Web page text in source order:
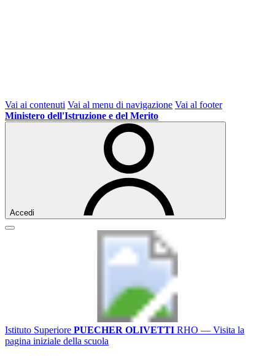
Vai ai contenuti Vai al menu di navigazione Vai al footer
Ministero dell'Istruzione e del Merito
Accedi
Istituto Superiore PUECHER OLIVETTI RHO — Visita la
pagina iniziale della scuola